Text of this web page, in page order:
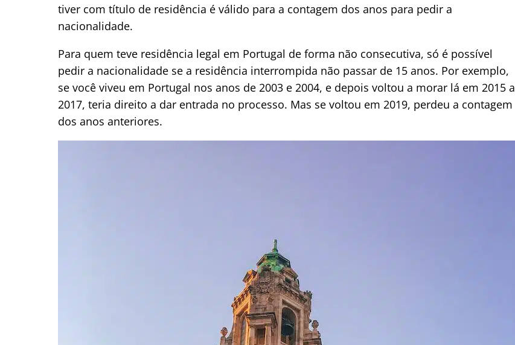
tiver com título de residência é válido para a contagem dos anos para pedir a
nacionalidade.
Para quem teve residência legal em Portugal de forma não consecutiva, só é possível
pedir a nacionalidade se a residência interrompida não passar de 15 anos. Por exemplo,
se você viveu em Portugal nos anos de 2003 e 2004, e depois voltou a morar lá em 2015 a
2017, teria direito a dar entrada no processo. Mas se voltou em 2019, perdeu a contagem
dos anos anteriores.